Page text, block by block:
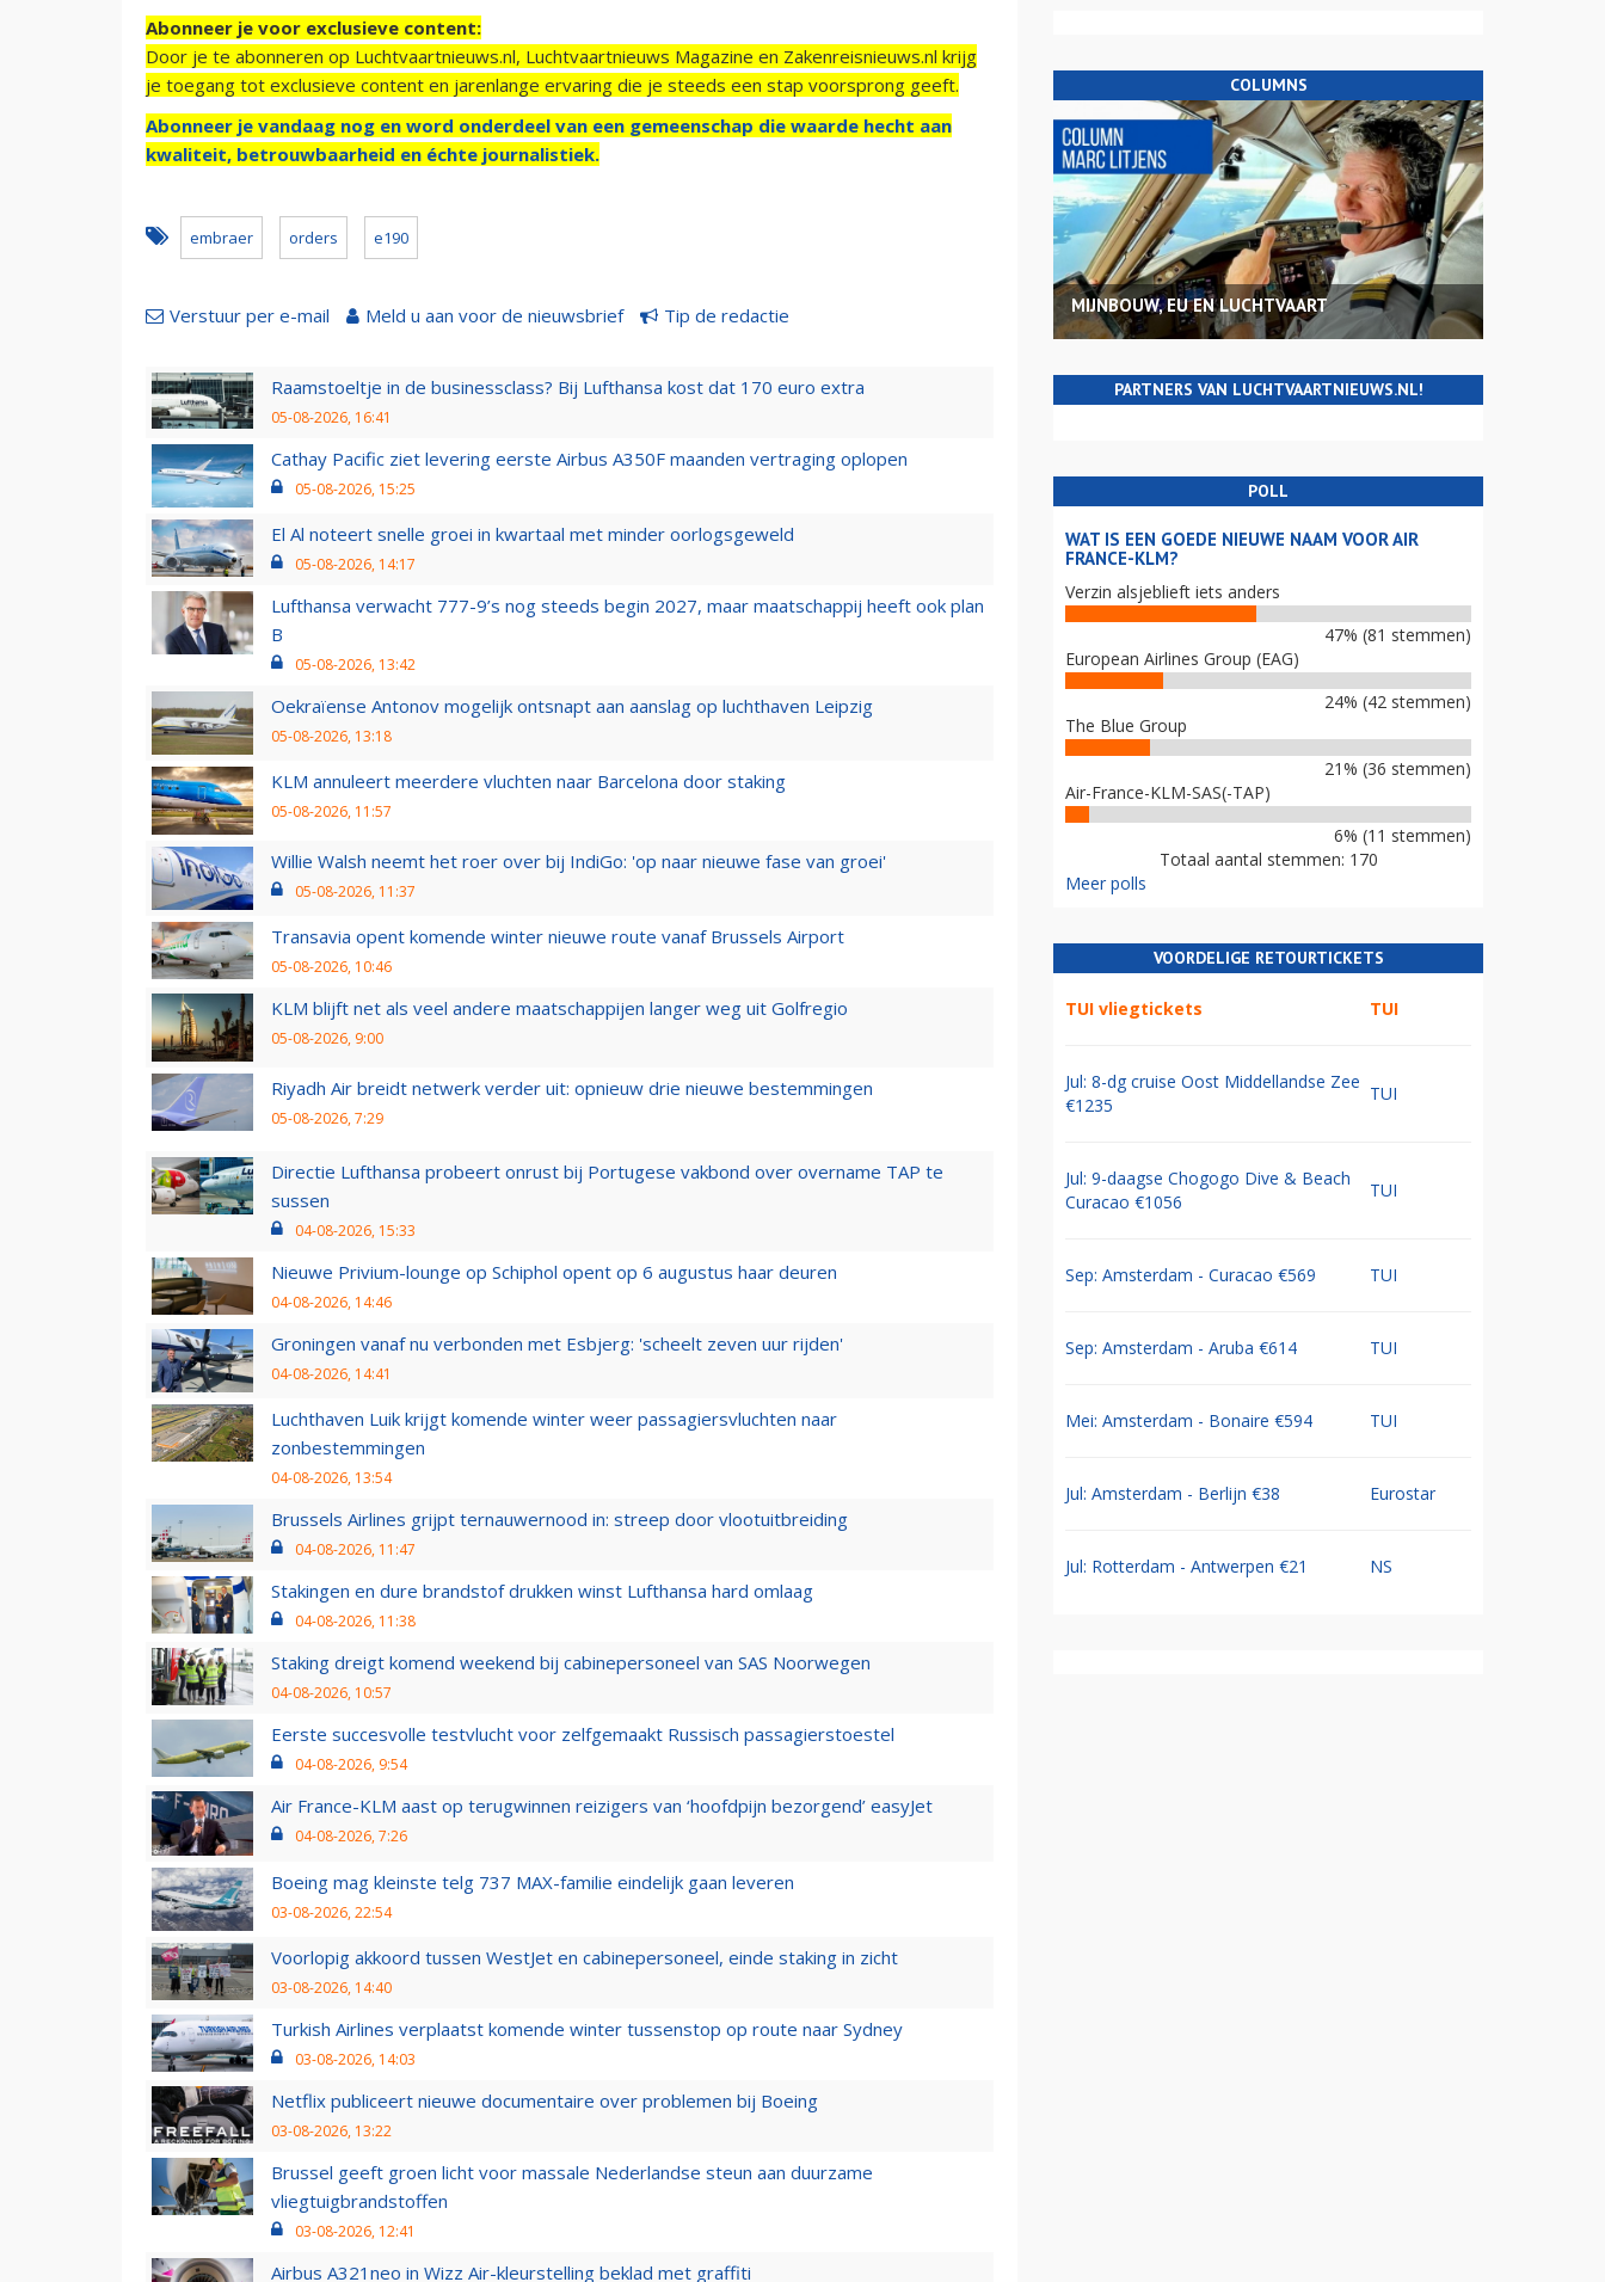
Abonneer je voor exclusieve content:
Door je te abonneren op Luchtvaartnieuws.nl, Luchtvaartnieuws Magazine en Zakenreisnieuws.nl krijg
je toegang tot exclusieve content en jarenlange ervaring die je steeds een stap voorsprong geeft.
Abonneer je vandaag nog en word onderdeel van een gemeenschap die waarde hecht aan
kwaliteit, betrouwbaarheid en échte journalistiek.
embraer orders e190
Verstuur per e-mail Meld u aan voor de nieuwsbrief Tip de redactie
Raamstoeltje in de businessclass? Bij Lufthansa kost dat 170 euro extra
05-08-2026, 16:41
Cathay Pacific ziet levering eerste Airbus A350F maanden vertraging oplopen
05-08-2026, 15:25
El Al noteert snelle groei in kwartaal met minder oorlogsgeweld
05-08-2026, 14:17
Lufthansa verwacht 777-9’s nog steeds begin 2027, maar maatschappij heeft ook plan
B
05-08-2026, 13:42
Oekraïense Antonov mogelijk ontsnapt aan aanslag op luchthaven Leipzig
05-08-2026, 13:18
KLM annuleert meerdere vluchten naar Barcelona door staking
05-08-2026, 11:57
Willie Walsh neemt het roer over bij IndiGo: 'op naar nieuwe fase van groei'
05-08-2026, 11:37
Transavia opent komende winter nieuwe route vanaf Brussels Airport
05-08-2026, 10:46
KLM blijft net als veel andere maatschappijen langer weg uit Golfregio
05-08-2026, 9:00
Riyadh Air breidt netwerk verder uit: opnieuw drie nieuwe bestemmingen
05-08-2026, 7:29
Directie Lufthansa probeert onrust bij Portugese vakbond over overname TAP te
sussen
04-08-2026, 15:33
Nieuwe Privium-lounge op Schiphol opent op 6 augustus haar deuren
04-08-2026, 14:46
Groningen vanaf nu verbonden met Esbjerg: 'scheelt zeven uur rijden'
04-08-2026, 14:41
Luchthaven Luik krijgt komende winter weer passagiersvluchten naar
zonbestemmingen
04-08-2026, 13:54
Brussels Airlines grijpt ternauwernood in: streep door vlootuitbreiding
04-08-2026, 11:47
Stakingen en dure brandstof drukken winst Lufthansa hard omlaag
04-08-2026, 11:38
Staking dreigt komend weekend bij cabinepersoneel van SAS Noorwegen
04-08-2026, 10:57
Eerste succesvolle testvlucht voor zelfgemaakt Russisch passagierstoestel
04-08-2026, 9:54
Air France-KLM aast op terugwinnen reizigers van ‘hoofdpijn bezorgend’ easyJet
04-08-2026, 7:26
Boeing mag kleinste telg 737 MAX-familie eindelijk gaan leveren
03-08-2026, 22:54
Voorlopig akkoord tussen WestJet en cabinepersoneel, einde staking in zicht
03-08-2026, 14:40
Turkish Airlines verplaatst komende winter tussenstop op route naar Sydney
03-08-2026, 14:03
Netflix publiceert nieuwe documentaire over problemen bij Boeing
03-08-2026, 13:22
Brussel geeft groen licht voor massale Nederlandse steun aan duurzame
vliegtuigbrandstoffen
03-08-2026, 12:41
Airbus A321neo in Wizz Air-kleurstelling beklad met graffiti
COLUMNS
MIJNBOUW, EU EN LUCHTVAART
PARTNERS VAN LUCHTVAARTNIEUWS.NL!
POLL
WAT IS EEN GOEDE NIEUWE NAAM VOOR AIR
FRANCE-KLM?
Verzin alsjeblieft iets anders
47% (81 stemmen)
European Airlines Group (EAG)
24% (42 stemmen)
The Blue Group
21% (36 stemmen)
Air-France-KLM-SAS(-TAP)
6% (11 stemmen)
Totaal aantal stemmen: 170
Meer polls
VOORDELIGE RETOURTICKETS
TUI vliegtickets TUI
Jul: 8-dg cruise Oost Middellandse Zee
€1235
TUI
Jul: 9-daagse Chogogo Dive & Beach
Curacao €1056
TUI
Sep: Amsterdam - Curacao €569 TUI
Sep: Amsterdam - Aruba €614 TUI
Mei: Amsterdam - Bonaire €594 TUI
Jul: Amsterdam - Berlijn €38 Eurostar
Jul: Rotterdam - Antwerpen €21 NS